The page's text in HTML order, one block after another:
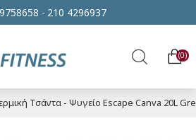
- 210 4296937
0
Τσάντα - Ψυγείο Escape Canva 20L